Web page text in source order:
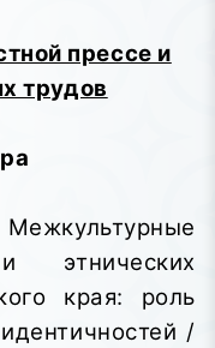
прессе и
трудов
этнических
края: роль
/